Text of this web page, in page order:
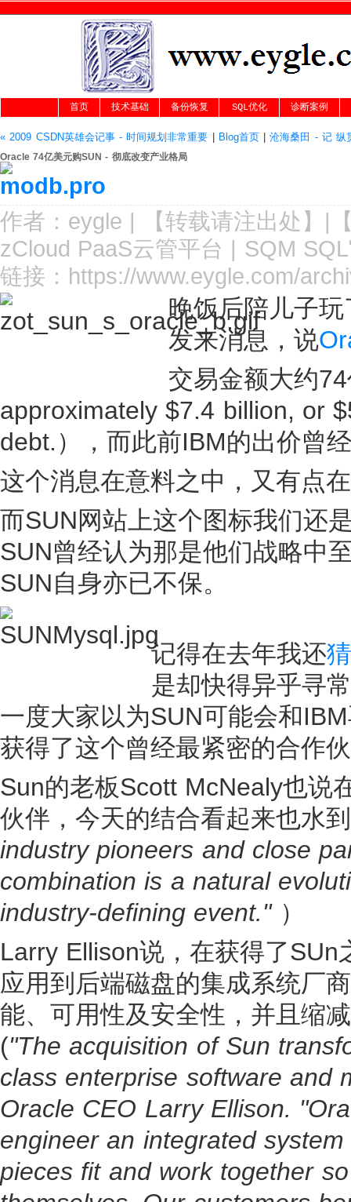
首页 技术基础 备份恢复 SQL优化 诊断案例
« 2009 CSDN英雄会记事 - 时间规划非常重要 Blog首页|沧海桑田 - 记 纵
Oracle 74亿美元购SUN - 彻底改变产业格局
作者： eygle | 【转载请注出处 】|
zCloud PaaS云管平台 | SQM
链接： https://www.eygle.com/
晚饭后陪儿子
发来消息，说
交易金额大约
approximately $7.4 billion, or
debt.），而此前IBM的出价曾
这个消息在意料之中，又有点
而SUN网站上这个图标我们还
SUN曾经认为那是他们战略中
SUN自身亦已不保。
记得在去年我还
是却快得异乎寻
一度大家以为SUN可能会和
获得了这个曾经最紧密的合作
Sun的老板Scott McNealy也说
伙伴，今天的结合看起来也水
industry pioneers and close
combination is a natural
industry-defining event." ）
Larry Ellison说，在获得了
应用到后端磁盘的集成系统厂
能、可用性及安全性，并且缩
("The acquisition of Sun
class enterprise software and
Oracle CEO Larry Ellison.
engineer an integrated
pieces fit and work together